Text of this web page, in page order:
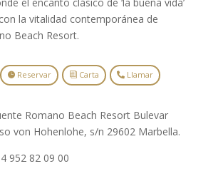
la vitalidad contemporánea de
Beach Resort.
Reservar Carta Llamar
Romano Beach Resort Bulevar
von Hohenlohe, s/n 29602 Marbella.
952 82 09 00